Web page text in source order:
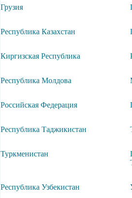
Грузия
Республика Казахстан
Киргизская Республика
Республика Молдова
Российская Федерация
Республика Таджикистан
Туркменистан
Республика Узбекистан